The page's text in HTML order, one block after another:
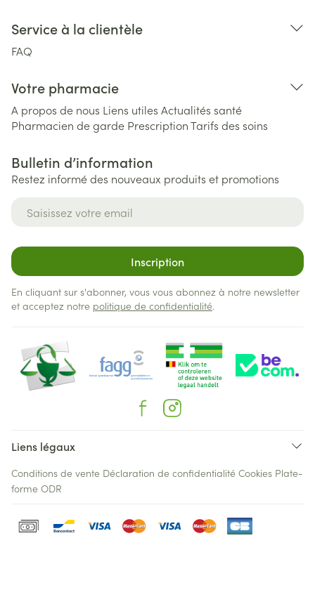
Service à la clientèle
FAQ
Votre pharmacie
A propos de nous Liens utiles Actualités santé
Pharmacien de garde PrescriptionTarifs des soins
Bulletin d’information
Restez informé des nouveaux produits et promotions
Inscription
En cliquant sur s'abonner, vous vous abonnez à notre newsletter
et acceptez notre politique de confidentialité.
Liens légaux
Conditions de vente Déclaration de confidentialité Cookies Plate-
forme ODR